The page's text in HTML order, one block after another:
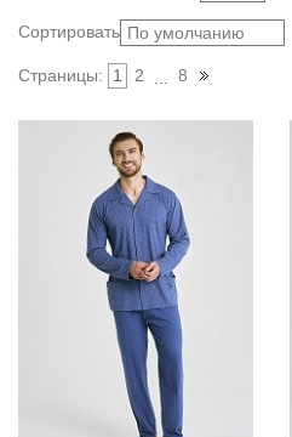
Сортировать: По умолчанию
Страницы: 1 2 8